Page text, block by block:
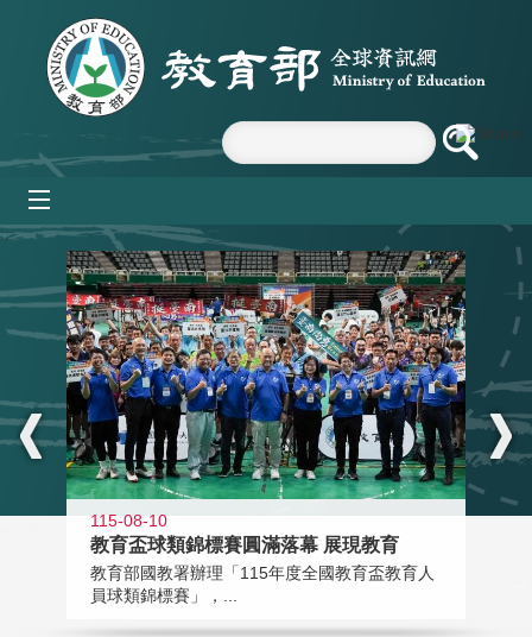
跳到主要內容區塊
:::
115-08-10
教育盃球類錦標賽圓滿落幕 展現教育
教育部國教署辦理「115年度全國教育盃教育人
員球類錦標賽」，...